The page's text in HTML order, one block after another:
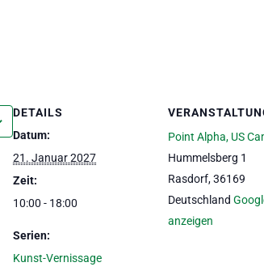
DETAILS
Datum:
21. Januar 2027
Zeit:
10:00 - 18:00
Serien:
Kunst-Vernissage
Point Alpha, US
Hummelsberg 1
Rasdorf,36169
Deutschland
anzeigen